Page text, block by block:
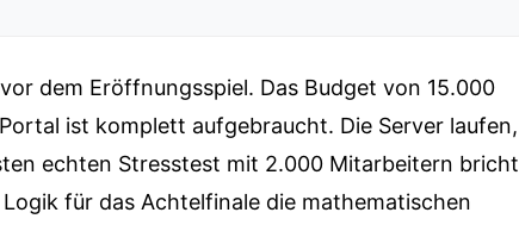
dem Eröffnungsspiel. Das Budget von 15.000
ist komplett aufgebraucht. Die Server laufen,
echten Stresstest mit 2.000 Mitarbeitern bricht
für das Achtelfinale die mathematischen